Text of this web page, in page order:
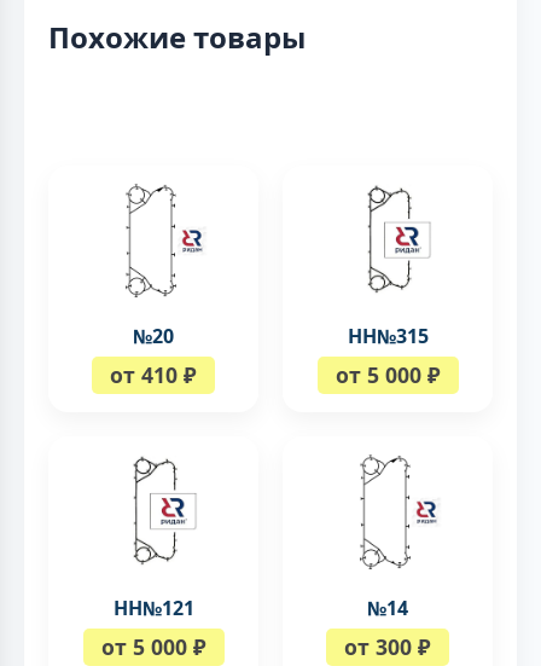
Похожие товары
№20
от 410 ₽
НН№315
от 5 000 ₽
НН№121
от 5 000 ₽
№14
от 300 ₽